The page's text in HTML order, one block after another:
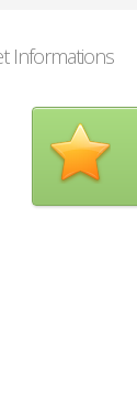
Informations